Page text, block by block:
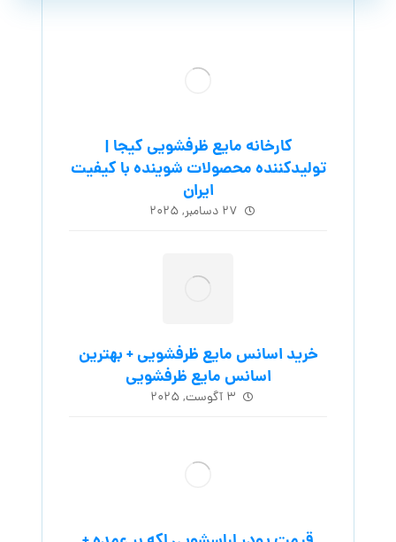
کارخانه مایع ظرفشویی کیجا |
تولیدکننده محصولات شوینده با کیفیت
ایران
۲۷ دسامبر, ۲۰۲۵
خرید اسانس مایع ظرفشویی + بهترین
اسانس مایع ظرفشویی
۳ آگوست, ۲۰۲۵